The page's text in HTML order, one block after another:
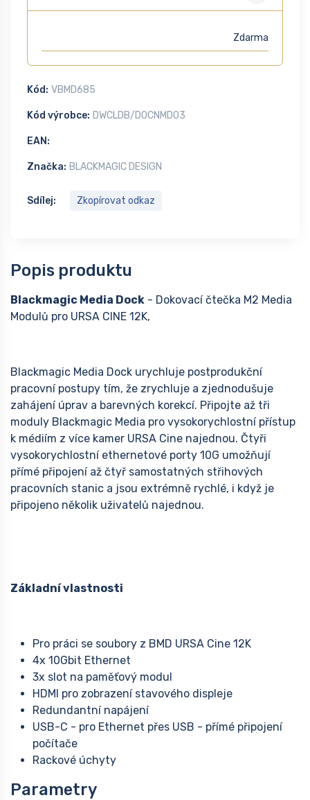
Zdarma
Kód: VBMD685
Kód výrobce: DWCLDB/DOCNMD03
EAN:
Značka: BLACKMAGIC DESIGN
Sdílej: Zkopírovat odkaz
Popis produktu
Blackmagic Media Dock - Dokovací čtečka M2 Media
Modulů pro URSA CINE 12K,
Blackmagic Media Dock urychluje postprodukční
pracovní postupy tím, že zrychluje a zjednodušuje
zahájení úprav a barevných korekcí. Připojte až tři
moduly Blackmagic Media pro vysokorychlostní přístup
k médiím z více kamer URSA Cine najednou. Čtyři
vysokorychlostní ethernetové porty 10G umožňují
přímé připojení až čtyř samostatných střihových
pracovních stanic a jsou extrémně rychlé, i když je
připojeno několik uživatelů najednou.
Základní vlastnosti
Pro práci se soubory z BMD URSA Cine 12K
4x 10Gbit Ethernet
3x slot na paměťový modul
HDMI pro zobrazení stavového displeje
Redundantní napájení
USB-C - pro Ethernet přes USB - přímé připojení
počítače
Rackové úchyty
Parametry